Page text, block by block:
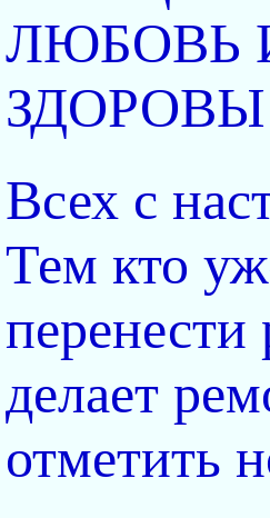
ЛЮБОВЬ
Всех с
Тем кто
делает
отметить